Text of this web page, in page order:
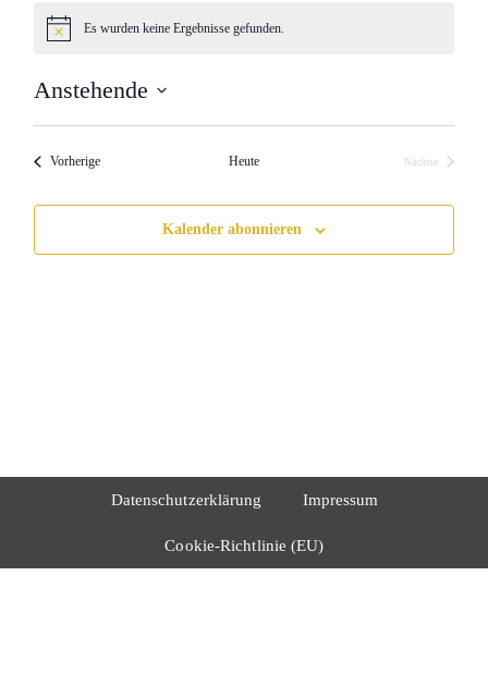
HinweisEs wurden keine Ergebnisse gefunden.
Anstehende
VorherigeVeranstaltungen Heute
Nächste
Kalender abonnieren
Datenschutzerklärung Impressum
Cookie-Richtlinie (EU)